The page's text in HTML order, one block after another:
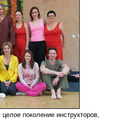
поколение инструкторов,